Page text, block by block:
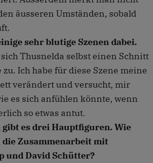
äusseren Umständen, sobald
sehr blutige Szenen dabei.
Thusnelda selbst einen Schnitt
zu. Ich habe für diese Szene meine
verändert und versucht, mir
es sich anfühlen könnte, wenn
so etwas antut.
gibt es drei Hauptfiguren. Wie
die Zusammenarbeit mit
und David Schütter?